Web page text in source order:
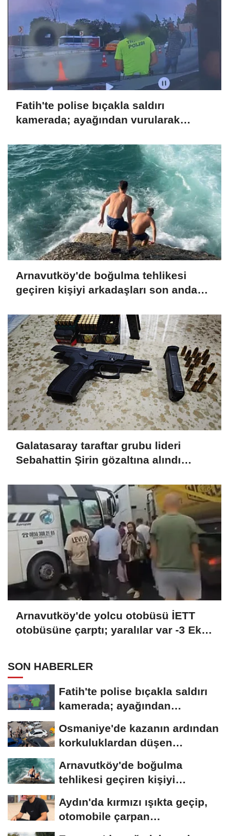
Fatih'te polise bıçakla saldırı
kamerada; ayağından vurularak
Arnavutköy'de boğulma tehlikesi
geçiren kişiyi arkadaşları son anda
Galatasaray taraftar grubu lideri
Sebahattin Şirin gözaltına alındı
Arnavutköy'de yolcu otobüsü İETT
otobüsüne çarptı; yaralılar var -3 Ek
SON HABERLER
Fatih'te polise bıçakla saldırı
kamerada; ayağından
Osmaniye'de kazanın ardından
korkuluklardan düşen
Arnavutköy'de boğulma
tehlikesi geçiren kişiyi
Aydın'da kırmızı ışıkta geçip,
otomobile çarpan